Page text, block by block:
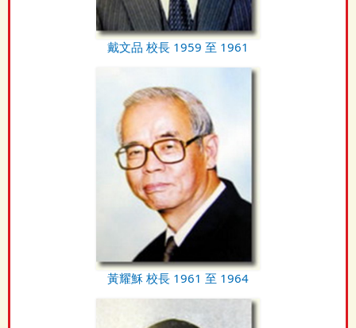
戴文品 校長 1959 至 1961
黃耀穌 校長 1961 至 1964